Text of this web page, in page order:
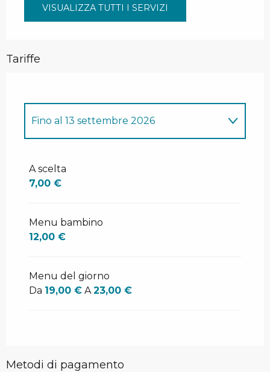
VISUALIZZA TUTTI I SERVIZI
Tariffe
Fino al 13 settembre 2026
Dal12 dicembre 2026
A scelta
7,00 €
Menu bambino
12,00 €
Menu del giorno
Da 19,00 € A 23,00 €
Metodi di pagamento